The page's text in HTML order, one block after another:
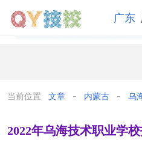
广东
当前位置 文章 内蒙古 乌
2022年乌海技术职业学